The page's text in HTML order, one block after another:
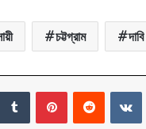
চট্টগ্রাম দাবি
TumblrPinterestReddit